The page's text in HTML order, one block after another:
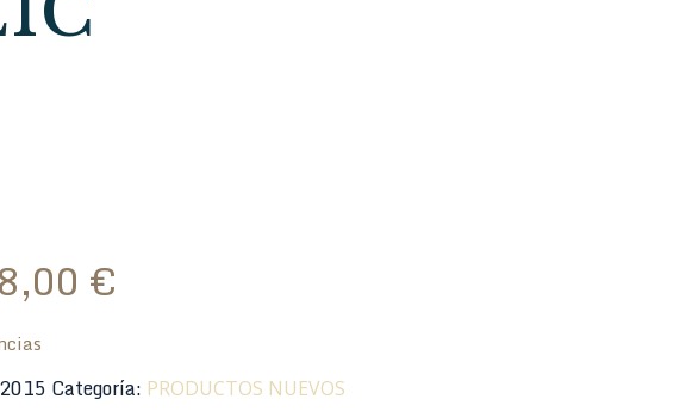
€
Categoría: PRODUCTOS NUEVOS